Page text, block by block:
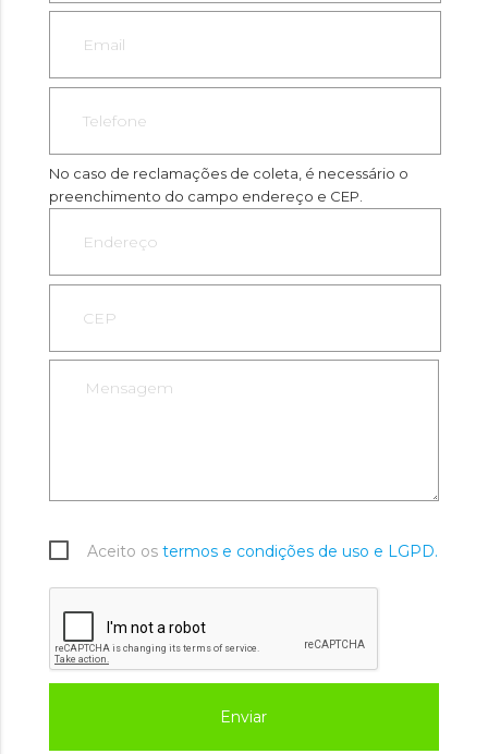
No caso de reclamações de coleta, é necessário o
preenchimento do campo endereço e CEP.
Aceito os termos e condições de uso e LGPD.
Enviar